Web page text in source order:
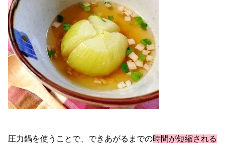
圧力鍋を使うことで、できあがるまでの時間が短縮される